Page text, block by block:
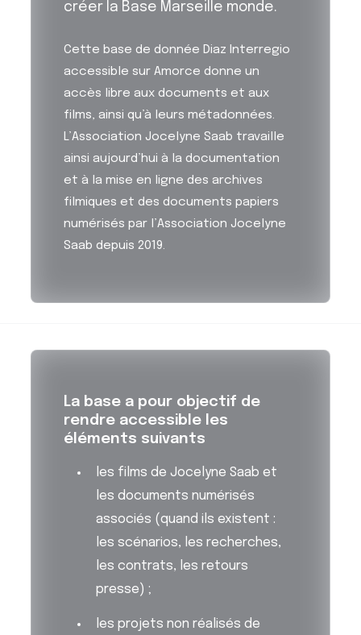
créer la Base Marseille monde.
Cette base de donnée Diaz Interregio
accessible sur Amorce donne un
accès libre aux documents et aux
films, ainsi qu’à leurs métadonnées.
L’Association Jocelyne Saab travaille
ainsi aujourd’hui à la documentation
et à la mise en ligne des archives
filmiques et des documents papiers
numérisés par l’Association Jocelyne
Saab depuis 2019.
La base a pour objectif de
rendre accessible les
éléments suivants
les films de Jocelyne Saab et
les documents numérisés
associés (quand ils existent :
les scénarios, les recherches,
les contrats, les retours
presse) ;
les projets non réalisés de